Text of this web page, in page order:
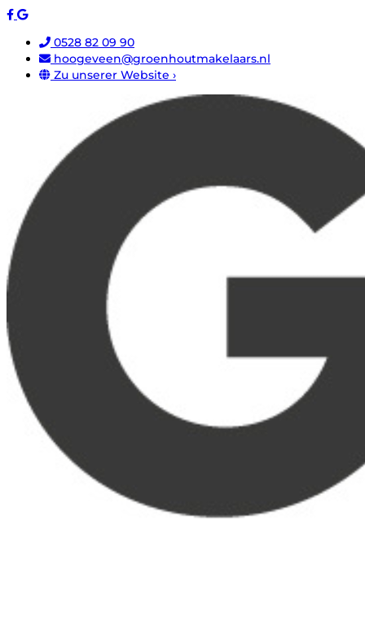
0528 82 09 90
hoogeveen@groenhoutmakelaars.nl
Zu unserer Website ›